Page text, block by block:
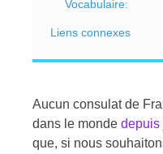
Vocabulaire:
Liens connexes
Aucun consulat de
dans le monde depuis
que, si nous